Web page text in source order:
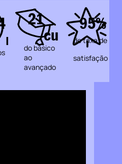
mildo básico
ao
avançado
21
cursosde taxa de
satisfação
95%